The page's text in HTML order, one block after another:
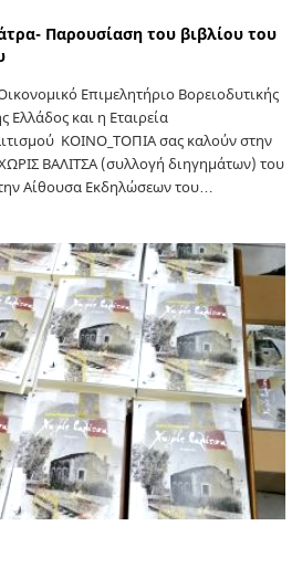
Παρουσίαση του βιβλίου του
Επιμελητήριο Βορειοδυτικής
Ελλάδος και η Εταιρεία
ΚΟΙΝΟ_ΤΟΠΙΑ σας καλούν στην
ΒΑΛΙΤΣΑ (συλλογή διηγημάτων) του
Αίθουσα Εκδηλώσεων του…